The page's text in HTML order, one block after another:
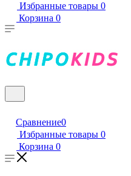
Избранные товары 0
Корзина 0
Сравнение0
Избранные товары 0
Корзина 0